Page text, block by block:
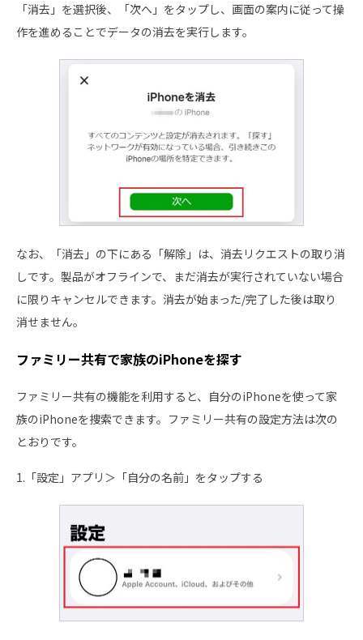
「消去」を選択後、「次へ」をタップし、画面の案内に従って操
作を進めることでデータの消去を実行します。
なお、「消去」の下にある「解除」は、消去リクエストの取り消
しです。製品がオフラインで、まだ消去が実行されていない場合
に限りキャンセルできます。消去が始まった/完了した後は取り
消せません。
ファミリー共有で家族のiPhoneを探す
ファミリー共有の機能を利用すると、自分のiPhoneを使って家
族のiPhoneを捜索できます。ファミリー共有の設定方法は次の
とおりです。
1.「設定」アプリ＞「自分の名前」をタップする